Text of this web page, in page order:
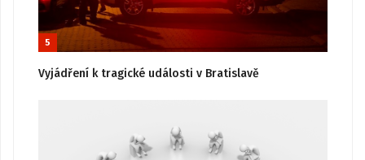
5
Vyjádření k tragické události v Bratislavě